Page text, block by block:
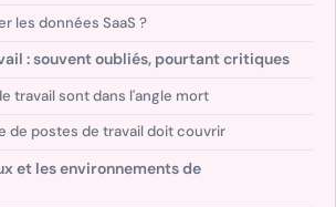
les données SaaS ?
: souvent oubliés, pourtant critiques
travail sont dans l'angle mort
de postes de travail doit couvrir
et les environnements de